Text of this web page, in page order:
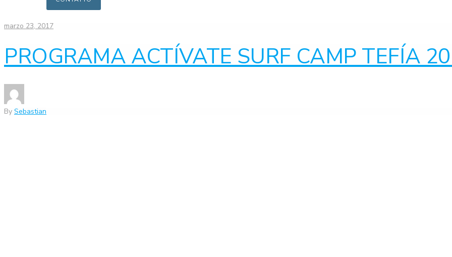
marzo 23, 2017
PROGRAMA ACTÍVATE SURF CAMP TEFÍA
By Sebastian